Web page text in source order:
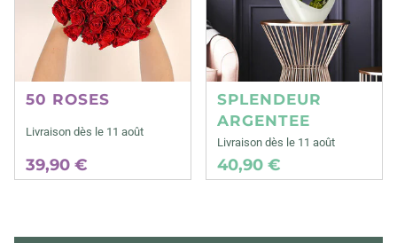
50 ROSES
Livraison dès le 11 août
39,90 €
SPLENDEUR
ARGENTEE
Livraison dès le 11 août
40,90 €